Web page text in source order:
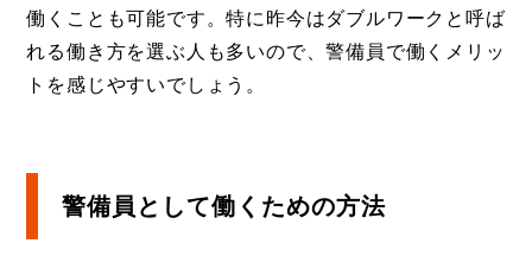
働くことも可能です。特に昨今はダブルワークと呼ば
れる働き方を選ぶ人も多いので、警備員で働くメリッ
トを感じやすいでしょう。
警備員として働くための方法